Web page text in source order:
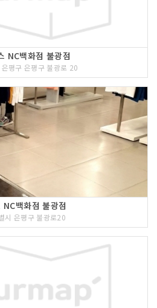
NC백화점 불광점
평구 은평구 불광로 20
NC백화점 불광점
시 은평구 불광로20